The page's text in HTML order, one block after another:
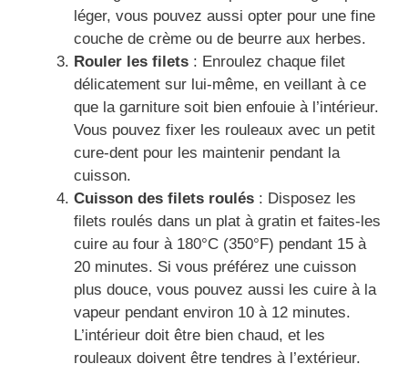
léger, vous pouvez aussi opter pour une fine
couche de crème ou de beurre aux herbes.
Rouler les filets : Enroulez chaque filet
délicatement sur lui-même, en veillant à ce
que la garniture soit bien enfouie à l’intérieur.
Vous pouvez fixer les rouleaux avec un petit
cure-dent pour les maintenir pendant la
cuisson.
Cuisson des filets roulés : Disposez les
filets roulés dans un plat à gratin et faites-les
cuire au four à 180°C (350°F) pendant 15 à
20 minutes. Si vous préférez une cuisson
plus douce, vous pouvez aussi les cuire à la
vapeur pendant environ 10 à 12 minutes.
L’intérieur doit être bien chaud, et les
rouleaux doivent être tendres à l’extérieur.